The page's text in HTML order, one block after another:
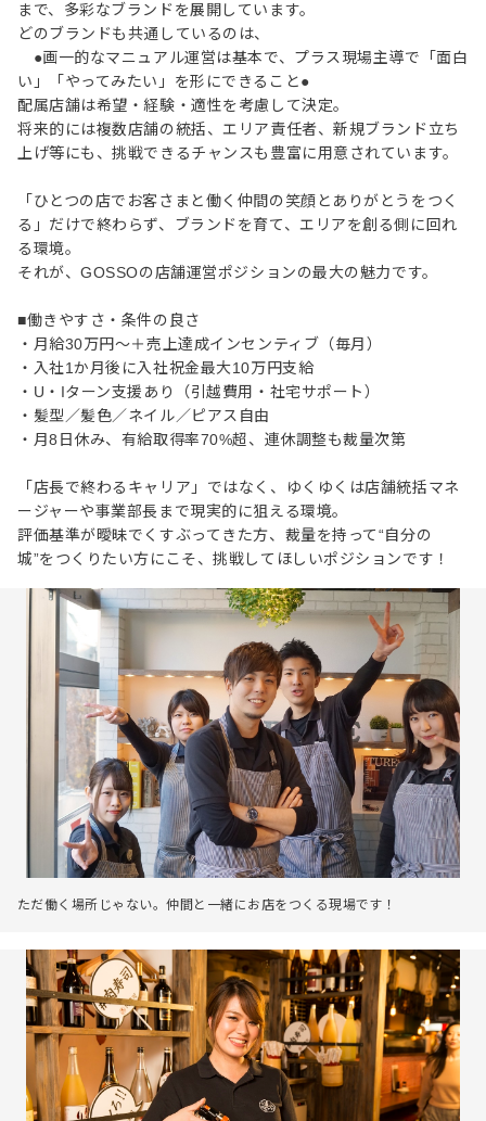
まで、多彩なブランドを展開しています。
どのブランドも共通しているのは、
●画一的なマニュアル運営は基本で、プラス現場主導で「面白
い」「やってみたい」を形にできること●
配属店舗は希望・経験・適性を考慮して決定。
将来的には複数店舗の統括、エリア責任者、新規ブランド立ち
上げ等にも、挑戦できるチャンスも豊富に用意されています。
「ひとつの店でお客さまと働く仲間の笑顔とありがとうをつく
る」だけで終わらず、ブランドを育て、エリアを創る側に回れ
る環境。
それが、GOSSOの店舗運営ポジションの最大の魅力です。
■働きやすさ・条件の良さ
・月給30万円～＋売上達成インセンティブ（毎月）
・入社1か月後に入社祝金最大10万円支給
・U・Iターン支援あり（引越費用・社宅サポート）
・髪型／髪色／ネイル／ピアス自由
・月8日休み、有給取得率70%超、連休調整も裁量次第
「店長で終わるキャリア」ではなく、ゆくゆくは店舗統括マネ
ージャーや事業部長まで現実的に狙える環境。
評価基準が曖昧でくすぶってきた方、裁量を持って“自分の
城”をつくりたい方にこそ、挑戦してほしいポジションです！
ただ働く場所じゃない。仲間と一緒にお店をつくる現場です！